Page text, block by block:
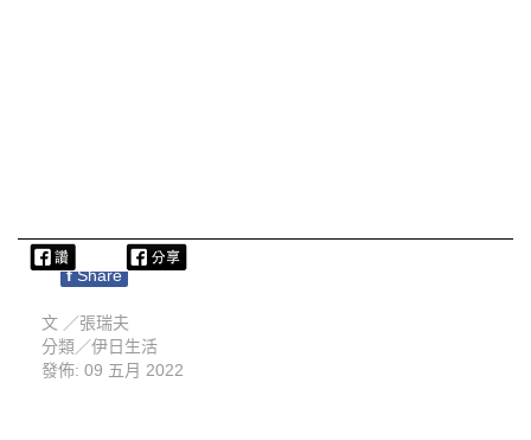
f Share
文 ／張瑞夫
分類／伊日生活
發佈: 09 五月 2022